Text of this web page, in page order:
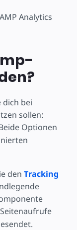
Analytics
dich bei
sollen:
Optionen
den Tracking